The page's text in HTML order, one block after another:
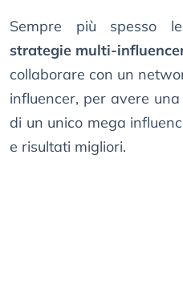
Sempre più spesso
strategie multi-
collaborare con un
influencer, per avere
di un unico mega
e risultati migliori.